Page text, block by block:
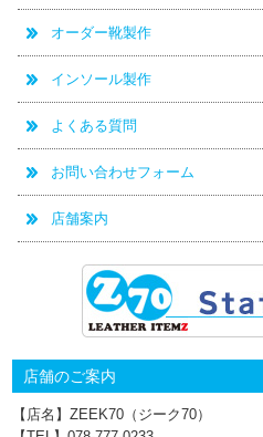
オーダー靴製作
インソール製作
よくある質問
お問い合わせフォーム
店舗案内
店舗のご案内
【店名】ZEEK70（ジーク70）